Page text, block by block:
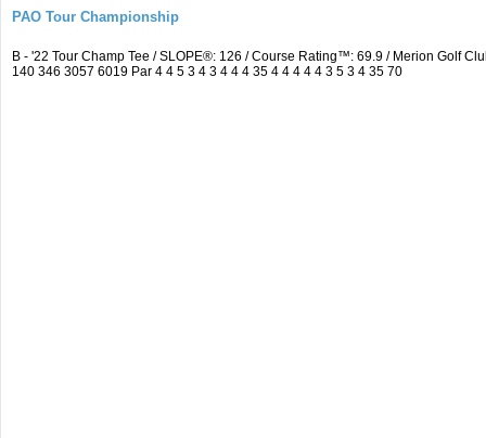
PAO Tour Championship
B - '22 Tour Champ Tee / SLOPE®: 126 / Course Rating™: 69.9 / Merion Golf
140 346 3057 6019 Par 4 4 5 3 4 3 4 4 4 35 4 4 4 4 4 3 5 3 4 35 70